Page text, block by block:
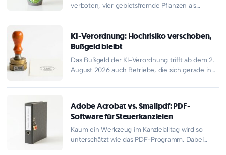
verboten, vier gebietsfremde Pflanzen als
KI-Verordnung: Hochrisiko verschoben,
Bußgeld bleibt
Das Bußgeld der KI-Verordnung trifft ab dem 2.
August 2026 auch Betriebe, die sich gerade in
Adobe Acrobat vs. Smallpdf: PDF-
Software für Steuerkanzleien
Kaum ein Werkzeug im Kanzleialltag wird so
unterschätzt wie das PDF-Programm. Dabei